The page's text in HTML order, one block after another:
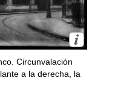
Circunvalación
a la derecha, la